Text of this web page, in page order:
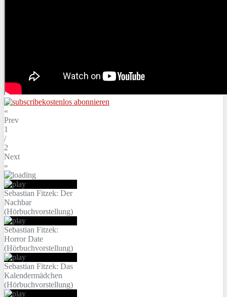
kostenlos abonnieren
«
Prev
1
/
2
Next
»
Sebastian Fitzek: Der
Nachbar
(Hörbuchvorstellung)
Sebastian Fitzek:
Horror Date
(Hörbuchvorstellung)
Sebastian Fitzek: Das
Kalendermädchen
(Hörbuchvorstellung)